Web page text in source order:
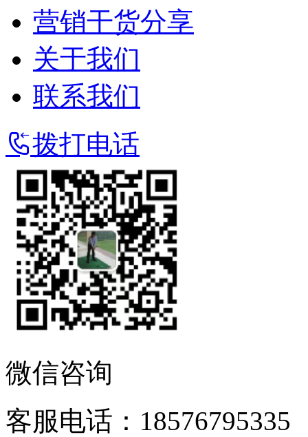
营销干货分享
关于我们
联系我们
拨打电话
微信咨询
客服电话：18576795335